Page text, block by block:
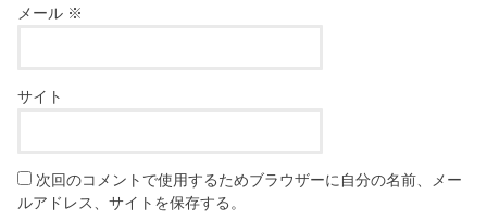
メール ※
サイト
次回のコメントで使用するためブラウザーに自分の名前、メー
ルアドレス、サイトを保存する。